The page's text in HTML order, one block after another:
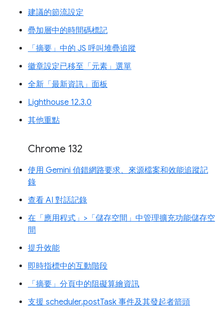
建議的節流設定
疊加層中的時間碼標記
「摘要」中的 JS 呼叫堆疊追蹤
徽章設定已移至「元素」選單
全新「最新資訊」面板
Lighthouse 12.3.0
其他重點
Chrome 132
使用 Gemini 偵錯網路要求、來源檔案和效能追蹤記
錄
查看 AI 對話記錄
在「應用程式」>「儲存空間」中管理擴充功能儲存空
間
提升效能
即時指標中的互動階段
「摘要」分頁中的阻礙算繪資訊
支援 scheduler.postTask 事件及其發起者箭頭